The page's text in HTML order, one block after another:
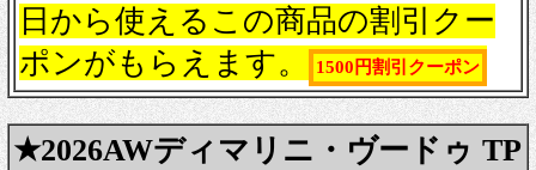
日から使えるこの商品の割引クー
ポンがもらえます。
1500円割引クーポン
★2026AWディマリニ・ヴードゥ TP